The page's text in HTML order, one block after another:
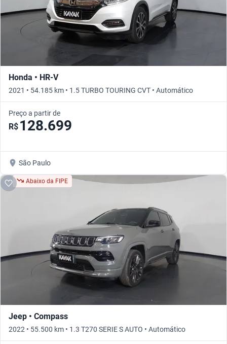
Honda • HR-V
2021 • 54.185 km • 1.5 TURBO TOURING CVT • Automático
Preço a partir de
R$ 128.699
São Paulo
Abaixo da FIPE
Jeep • Compass
2022 • 55.500 km • 1.3 T270 SERIE S AUTO • Automático